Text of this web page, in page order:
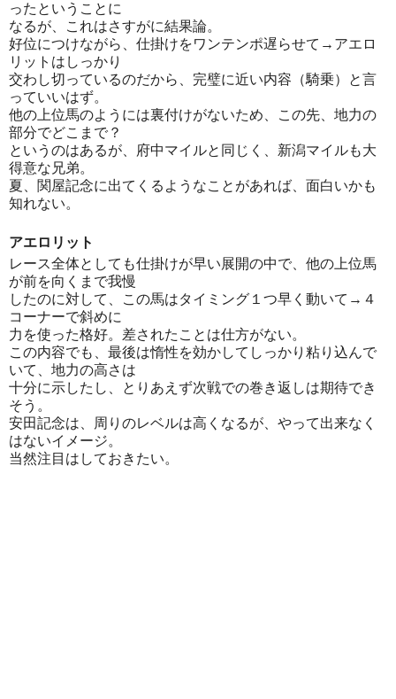
ったということに
なるが、これはさすがに結果論。
好位につけながら、仕掛けをワンテンポ遅らせて→アエロ
リットはしっかり
交わし切っているのだから、完璧に近い内容（騎乗）と言
っていいはず。
他の上位馬のようには裏付けがないため、この先、地力の
部分でどこまで？
というのはあるが、府中マイルと同じく、新潟マイルも大
得意な兄弟。
夏、関屋記念に出てくるようなことがあれば、面白いかも
知れない。
アエロリット
レース全体としても仕掛けが早い展開の中で、他の上位馬
が前を向くまで我慢
したのに対して、この馬はタイミング１つ早く動いて→４
コーナーで斜めに
力を使った格好。差されたことは仕方がない。
この内容でも、最後は惰性を効かしてしっかり粘り込んで
いて、地力の高さは
十分に示したし、とりあえず次戦での巻き返しは期待でき
そう。
安田記念は、周りのレベルは高くなるが、やって出来なく
はないイメージ。
当然注目はしておきたい。